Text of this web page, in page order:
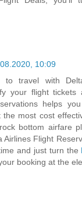
10:09
to travel with
your flight tickets
helps
the most cost
bottom airfare
Airlines Flight
and just turn the
booking at the